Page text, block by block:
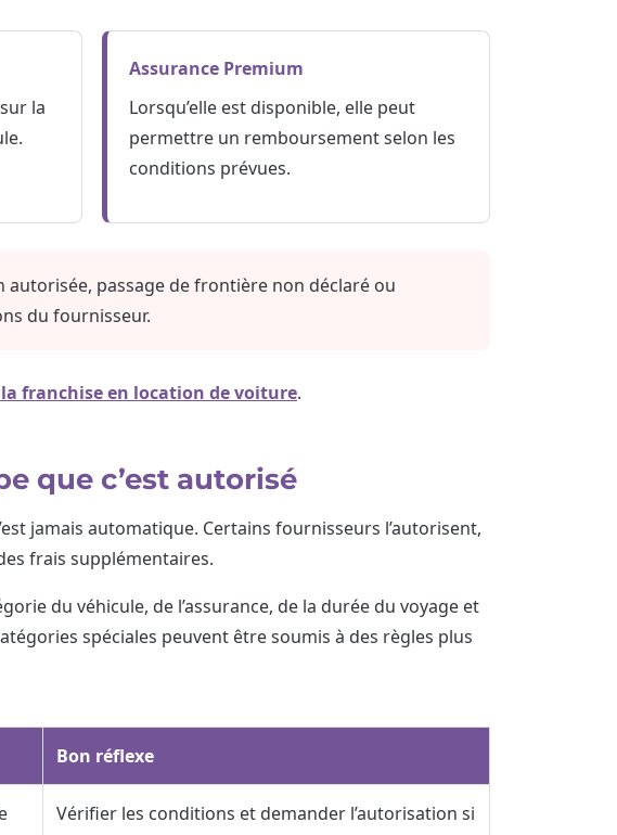
la
Assurance Premium
Lorsqu’elle est disponible, elle peut
permettre un remboursement selon les
conditions prévues.
passage de frontière non déclaré ou
du fournisseur.
la franchise en location de voiture.
que c’est autorisé
jamais automatique. Certains fournisseurs l’autorisent,
frais supplémentaires.
du véhicule, de l’assurance, de la durée du voyage et
spéciales peuvent être soumis à des règles plus
Bon réflexe
Vérifier les conditions et demander l’autorisation si